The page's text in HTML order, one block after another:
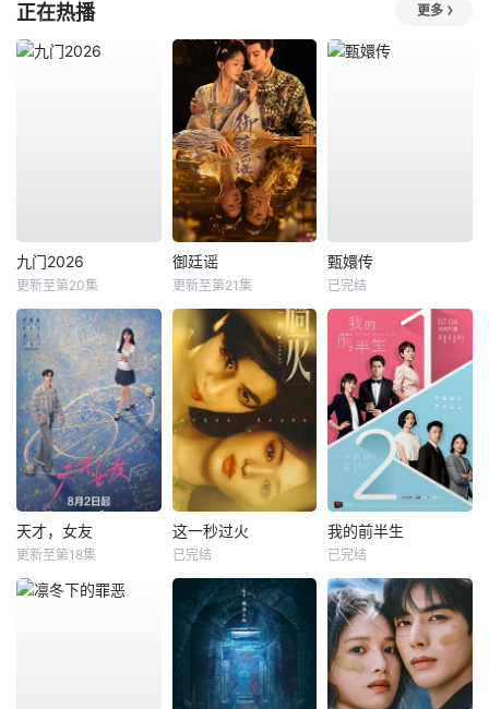
正在热播 更多
九门2026
更新至第20集
御廷谣
更新至第21集
甄嬛传
已完结
天才，女友
更新至第18集
这一秒过火
已完结
我的前半生
已完结